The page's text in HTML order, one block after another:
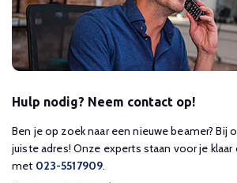
Hulp nodig? Neem contact op!
Ben je op zoek naar een nieuwe beamer? Bij
juiste adres! Onze experts staan voor je
met 023-5517909.